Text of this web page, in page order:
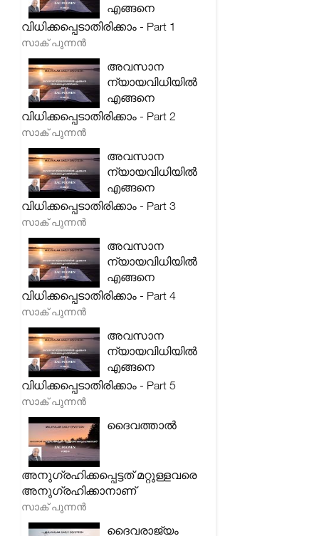
എങ്ങനെ
വിധിക്കപ്പെടാതിരിക്കാം - Part 1
സാക് പുന്നൻ
അവസാന
ന്യായവിധിയിൽ
എങ്ങനെ
വിധിക്കപ്പെടാതിരിക്കാം - Part 2
സാക് പുന്നൻ
അവസാന
ന്യായവിധിയിൽ
എങ്ങനെ
വിധിക്കപ്പെടാതിരിക്കാം - Part 3
സാക് പുന്നൻ
അവസാന
ന്യായവിധിയിൽ
എങ്ങനെ
വിധിക്കപ്പെടാതിരിക്കാം - Part 4
സാക് പുന്നൻ
അവസാന
ന്യായവിധിയിൽ
എങ്ങനെ
വിധിക്കപ്പെടാതിരിക്കാം - Part 5
സാക് പുന്നൻ
ദൈവത്താൽ
അനുഗ്രഹിക്കപ്പെട്ടത് മറ്റുള്ളവരെ
അനുഗ്രഹിക്കാനാണ്
സാക് പുന്നൻ
ദൈവരാജ്യം